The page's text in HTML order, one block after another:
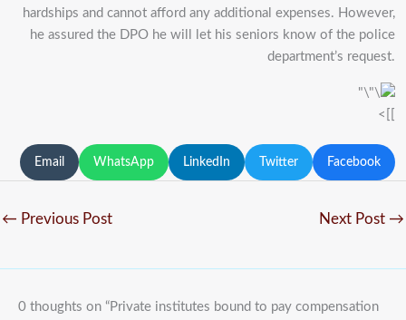
hardships and cannot afford any additional expenses. However,
he assured the DPO he will let his seniors know of the police
department’s request.
]]>
Facebook
Twitter
LinkedIn
WhatsApp
Email
← Previous Post Next Post →
0 thoughts on “Private institutes bound to pay compensation